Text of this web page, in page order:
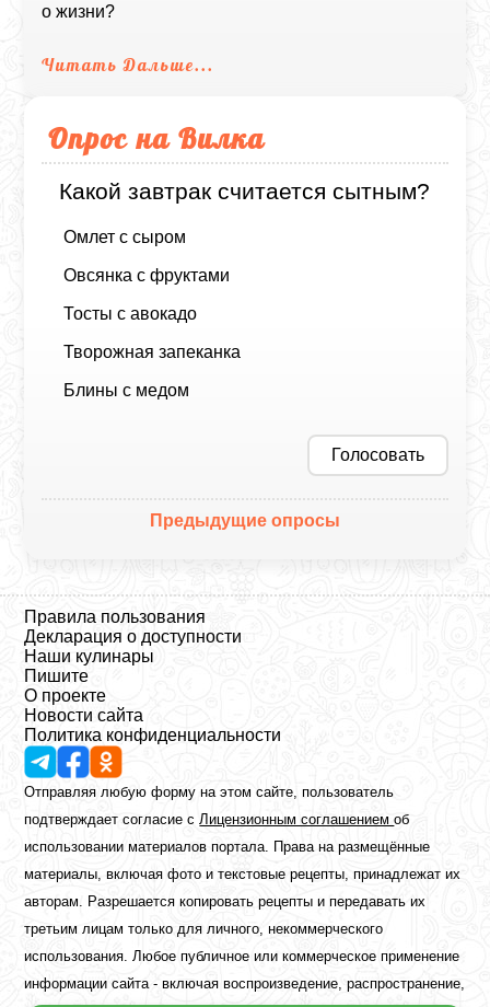
о жизни?
Читать Дальше...
Опрос на Вилка
Какой завтрак считается сытным?
Омлет с сыром
Овсянка с фруктами
Тосты с авокадо
Творожная запеканка
Блины с медом
Голосовать
Предыдущие опросы
Правила пользования
Декларация о доступности
Наши кулинары
Пишите
О проекте
Новости сайта
Политика конфиденциальности
Отправляя любую форму на этом сайте, пользователь
подтверждает согласие сЛицензионным соглашениемоб
использовании материалов портала. Права на размещённые
материалы, включая фото и текстовые рецепты, принадлежат их
авторам. Разрешается копировать рецепты и передавать их
третьим лицам только для личного, некоммерческого
использования. Любое публичное или коммерческое применение
информации сайта - включая воспроизведение, распространение,